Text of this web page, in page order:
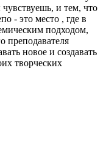
и тем, что
- это место , где в
подходом,
преподавателя
новое и создавать
творческих